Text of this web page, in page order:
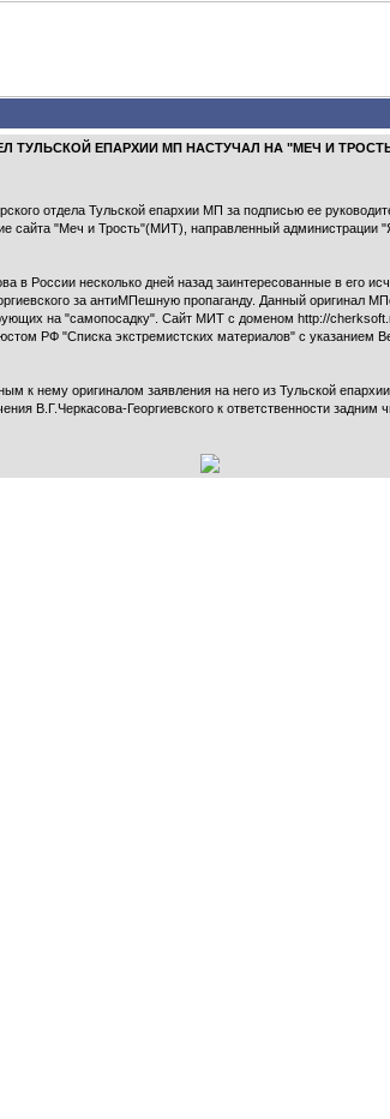
ТУЛЬСКОЙ ЕПАРХИИ МП НАСТУЧАЛ НА "МЕЧ И
отдела Тульской епархии МП за подписью ее
сайта "Меч и Трость"(МИТ), направленный администрации
России несколько дней назад заинтересованные в его
за антиМПешную пропаганду. Данный оригинал
на "самопосадку". Сайт МИТ с доменом http://
РФ "Списка экстремистских материалов" с указанием
к нему оригиналом заявления на него из Тульской
В.Г.Черкасова-Георгиевского к ответственности